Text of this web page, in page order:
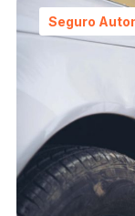
acidentes. E
o número de
pesquisa, eles
Seguro